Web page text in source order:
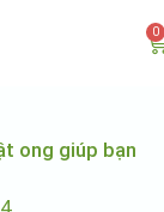
0
ong giúp bạn